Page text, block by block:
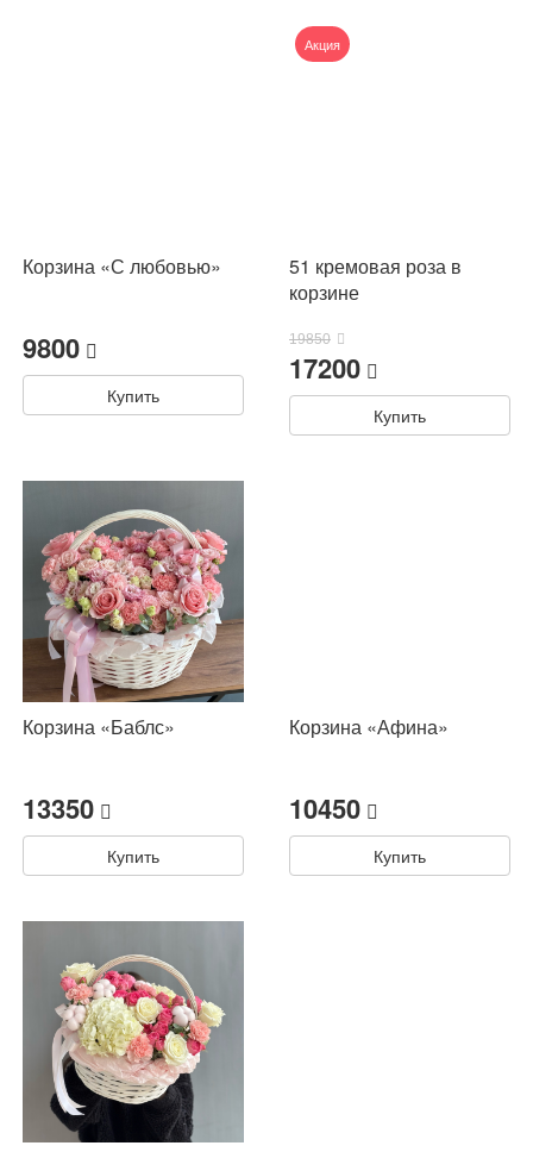
Корзина «С любовью»
9800
Купить
51 кремовая роза в
корзине
19850
17200
Купить
Акция
Корзина «Баблс»
13350
Купить
Корзина «Афина»
10450
Купить